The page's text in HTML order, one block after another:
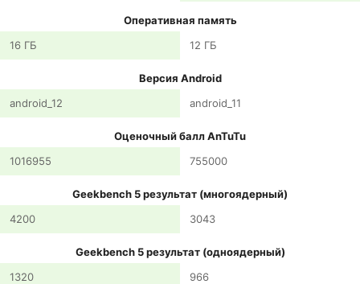
Оперативная память
16 ГБ
12 ГБ
Версия Android
android_12
android_11
Оценочный балл AnTuTu
1016955
755000
Geekbench 5 результат (многоядерный)
4200
3043
Geekbench 5 результат (одноядерный)
1320
966